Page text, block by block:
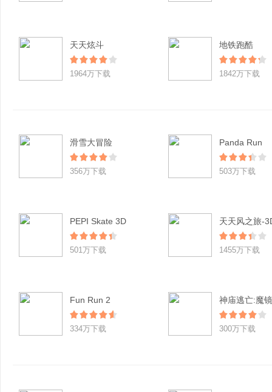
天天炫斗
1964万下载
地铁跑酷
1842万下载
滑雪大冒险
356万下载
Panda Run
503万下载
PEPI Skate 3D
501万下载 1455万下载
Fun Run 2
334万下载
神庙逃亡:魔
300万下载